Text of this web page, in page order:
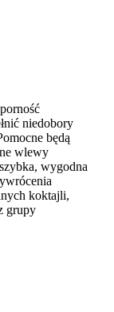
niedobory
będą
wlewy
wygodna
koktajli,
grupy